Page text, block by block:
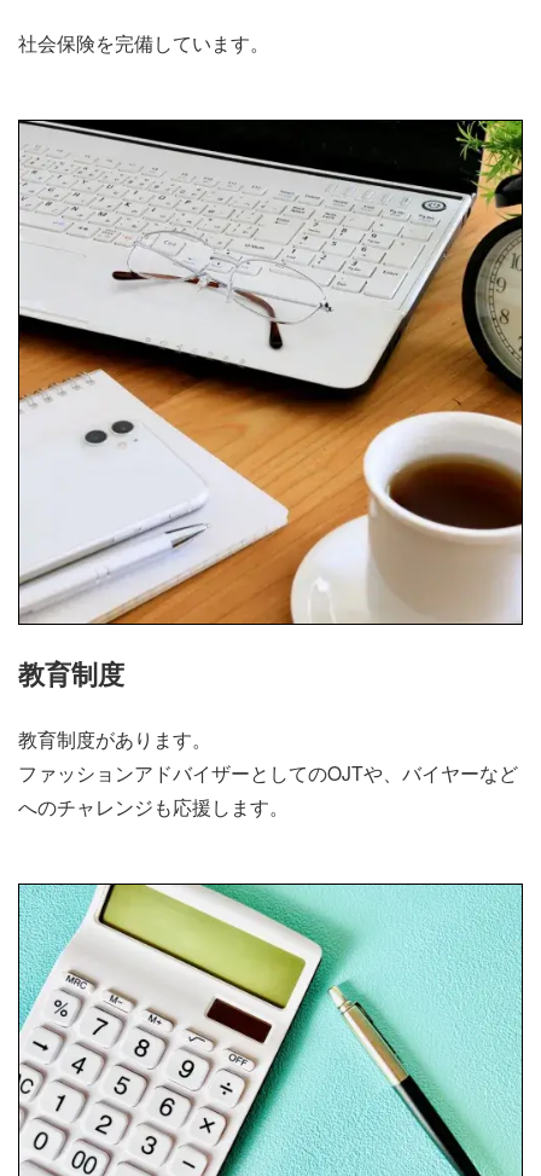
社会保険を完備しています。
教育制度
教育制度があります。
ファッションアドバイザーとしてのOJTや、バイヤーなど
へのチャレンジも応援します。